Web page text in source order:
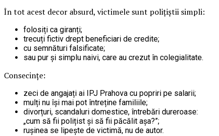
În tot acest decor absurd, victimele sunt polițiștii simpli:
folosiți ca giranți;
trecuți fictiv drept beneficiari de credite;
cu semnături falsificate;
sau pur și simplu naivi, care au crezut în colegialitate.
Consecințe:
zeci de angajați ai IPJ Prahova cu popriri pe salarii;
mulți nu își mai pot întreține familiile;
divorțuri, scandaluri domestice, întrebări dureroase:
„cum să fii polițist și să fii păcălit așa?”;
rușinea se lipește de victimă, nu de autor.